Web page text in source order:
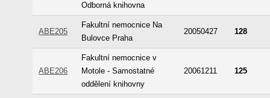
Odborná knihovna
ABE205
Fakultní nemocnice Na
Bulovce Praha
20050427 128
ABE206
Fakultní nemocnice v
Motole - Samostatné
oddělení knihovny
20061211 125